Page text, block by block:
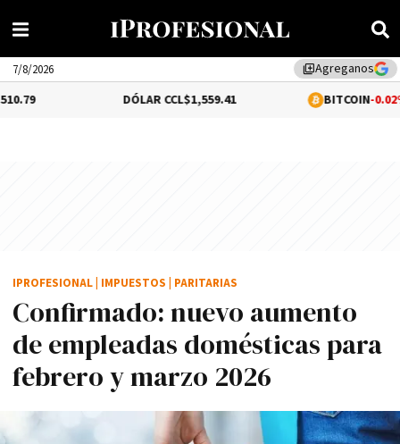
library_addAgreganos
7/8/2026
$1,559.41 -0.02%$64,528.01
Confirmado: nuevo aumento
de empleadas domésticas para
febrero y marzo 2026
IPROFESIONAL IMPUESTOS PARITARIAS